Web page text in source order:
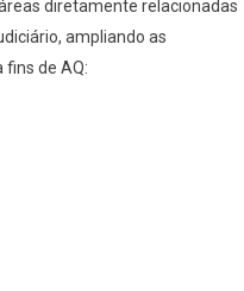
diretamente relacionadas
ampliando as
de AQ: